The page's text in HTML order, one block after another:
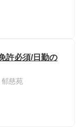
許必須/日勤の
慈苑